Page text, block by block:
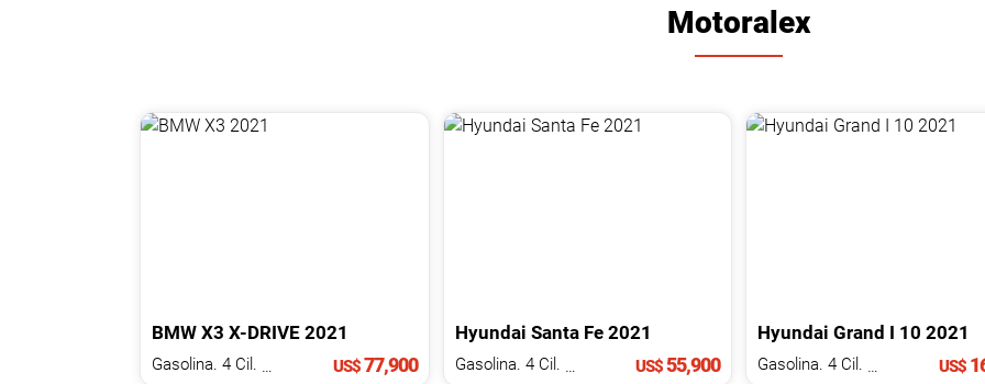
Motoralex
BMW X3 X-DRIVE 2021
US$77,900
Hyundai Santa Fe 2021
US$55,900
Hyundai Grand I 10 2021
US$